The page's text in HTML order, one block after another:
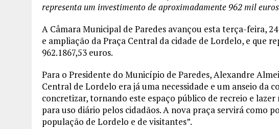
representa um investimento de aproximadamente 962 mil
A Câmara Municipal de Paredes avançou esta terça-feira,
e ampliação da Praça Central da cidade de Lordelo, e que
962.1867,53 euros.
Para o Presidente do Município de Paredes, Alexandre
Central de Lordelo era já uma necessidade e um anseio da
concretizar, tornando este espaço público de recreio e
para uso diário pelos cidadãos. A nova praça servirá como
população de Lordelo e de visitantes”.